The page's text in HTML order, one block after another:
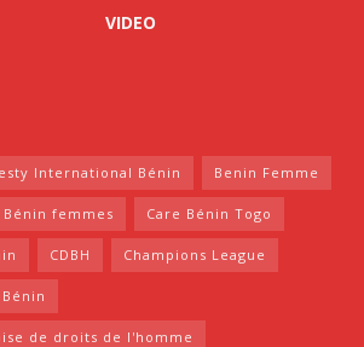
VIDEO
International Bénin Benin Femme
Bénin femmes Care Bénin Togo
CDBH Champions League
de droits de l'homme